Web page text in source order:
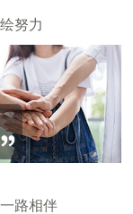
努力
路相伴